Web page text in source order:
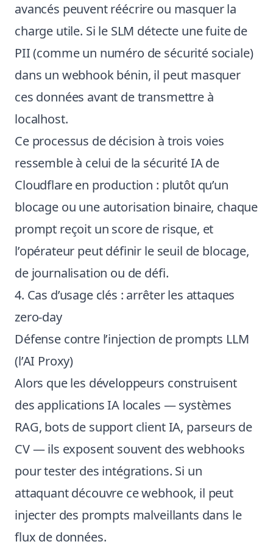
avancés peuvent réécrire ou masquer la
charge utile. Si le SLM détecte une fuite de
PII (comme un numéro de sécurité sociale)
dans un webhook bénin, il peut masquer
ces données avant de transmettre à
localhost.
Ce processus de décision à trois voies
ressemble à celui de la sécurité IA de
Cloudflare en production : plutôt qu’un
blocage ou une autorisation binaire, chaque
prompt reçoit un score de risque, et
l’opérateur peut définir le seuil de blocage,
de journalisation ou de défi.
4. Cas d’usage clés : arrêter les attaques
zero-day
Défense contre l’injection de prompts LLM
(l’AI Proxy)
Alors que les développeurs construisent
des applications IA locales — systèmes
RAG, bots de support client IA, parseurs de
CV — ils exposent souvent des webhooks
pour tester des intégrations. Si un
attaquant découvre ce webhook, il peut
injecter des prompts malveillants dans le
flux de données.